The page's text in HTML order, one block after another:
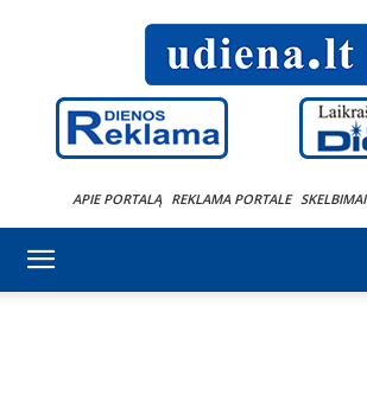
APIE PORTALĄ REKLAMA PORTALE SKELBIMAI